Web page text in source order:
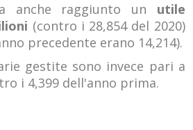
anche raggiunto un utile
(contro i 28,854 del 2020)
precedente erano 14,214).
gestite sono invece pari a
i 4,399 dell'anno prima.